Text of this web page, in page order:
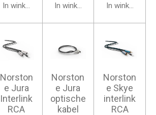
In winkelwagen In winkelwagen In winkelwagen
Norston
e Jura
Interlink
RCA
Norston
e Jura
optische
kabel
Norston
e Skye
interlink
RCA